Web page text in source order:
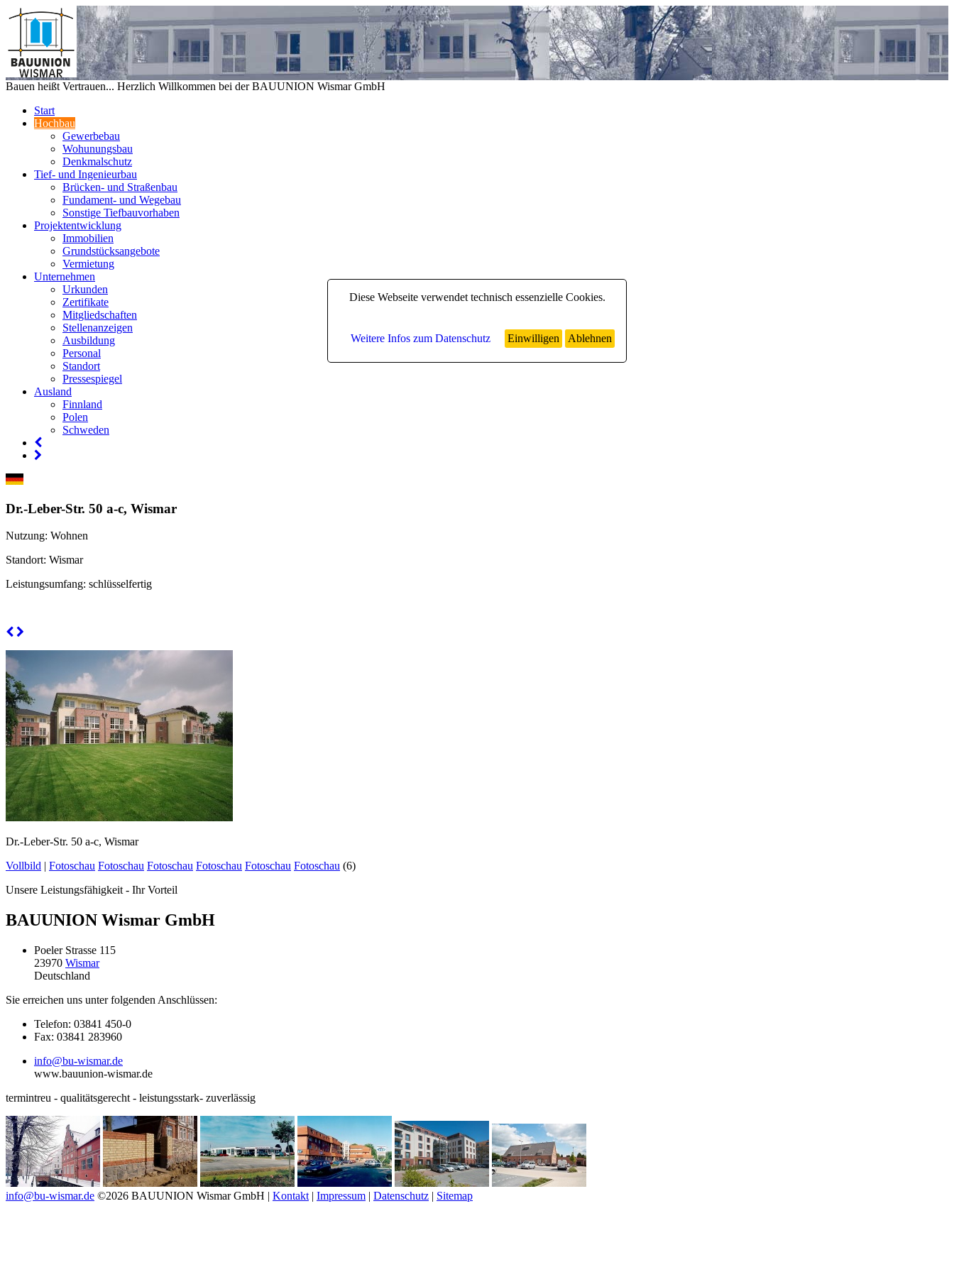
Diese Webseite verwendet technisch essenzielle Cookies.
Weitere Infos zum Datenschutz Einwilligen Ablehnen
Bauen heißt Vertrauen... Herzlich Willkommen bei der BAUUNION Wismar GmbH
Start
Hochbau
Gewerbebau
Wohunungsbau
Denkmalschutz
Tief- und Ingenieurbau
Brücken- und Straßenbau
Fundament- und Wegebau
Sonstige Tiefbauvorhaben
Projektentwicklung
Immobilien
Grundstücksangebote
Vermietung
Unternehmen
Urkunden
Zertifikate
Mitgliedschaften
Stellenanzeigen
Ausbildung
Personal
Standort
Pressespiegel
Ausland
Finnland
Polen
Schweden
Dr.-Leber-Str. 50 a-c, Wismar
Nutzung: Wohnen
Standort: Wismar
Leistungsumfang: schlüsselfertig
Dr.-Leber-Str. 50 a-c, Wismar
Vollbild | Fotoschau Fotoschau Fotoschau Fotoschau Fotoschau Fotoschau (6)
Unsere Leistungsfähigkeit - Ihr Vorteil
BAUUNION Wismar GmbH
Poeler Strasse 115
23970 Wismar
Deutschland
Sie erreichen uns unter folgenden Anschlüssen:
Telefon: 03841 450-0
Fax: 03841 283960
info@bu-wismar.de
www.bauunion-wismar.de
termintreu - qualitätsgerecht - leistungsstark- zuverlässig
info@bu-wismar.de ©2026 BAUUNION Wismar GmbH | Kontakt | Impressum | Datenschutz | Sitemap